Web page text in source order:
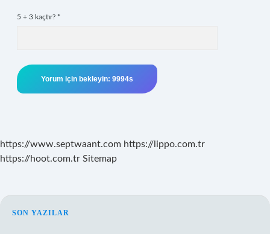
5 + 3 kaçtır? *
https://www.septwaant.com https://lippo.com.tr
https://hoot.com.tr Sitemap
SIDEBAR
SON YAZILAR